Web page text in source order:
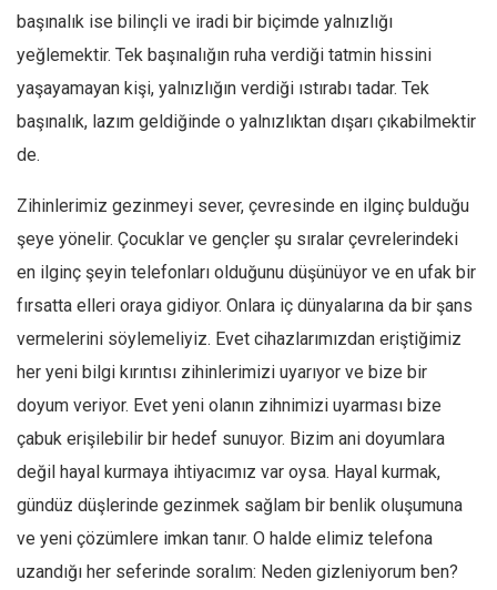
Asya
Afrika
İslam Dünyası
Amerika
Tarih
Düşünce
Dosyalar
başınalık ise bilinçli ve iradi bir biçimde yalnızlığı
yeğlemektir. Tek başınalığın ruha verdiği tatmin hissini
yaşayamayan kişi, yalnızlığın verdiği ıstırabı tadar. Tek
başınalık, lazım geldiğinde o yalnızlıktan dışarı çıkabilmektir
de.
Zihinlerimiz gezinmeyi sever, çevresinde en ilginç bulduğu
şeye yönelir. Çocuklar ve gençler şu sıralar çevrelerindeki
en ilginç şeyin telefonları olduğunu düşünüyor ve en ufak bir
fırsatta elleri oraya gidiyor. Onlara iç dünyalarına da bir şans
vermelerini söylemeliyiz. Evet cihazlarımızdan eriştiğimiz
her yeni bilgi kırıntısı zihinlerimizi uyarıyor ve bize bir
doyum veriyor. Evet yeni olanın zihnimizi uyarması bize
çabuk erişilebilir bir hedef sunuyor. Bizim ani doyumlara
değil hayal kurmaya ihtiyacımız var oysa. Hayal kurmak,
gündüz düşlerinde gezinmek sağlam bir benlik oluşumuna
ve yeni çözümlere imkan tanır. O halde elimiz telefona
uzandığı her seferinde soralım: Neden gizleniyorum ben?